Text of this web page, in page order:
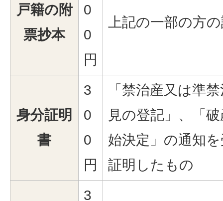
戸籍の附
票抄本
0
0
円
上記の一部の方
身分証明
書
3
0
0
円
「禁治産又は準
見の登記」、「
始決定」の通知
証明したもの
3